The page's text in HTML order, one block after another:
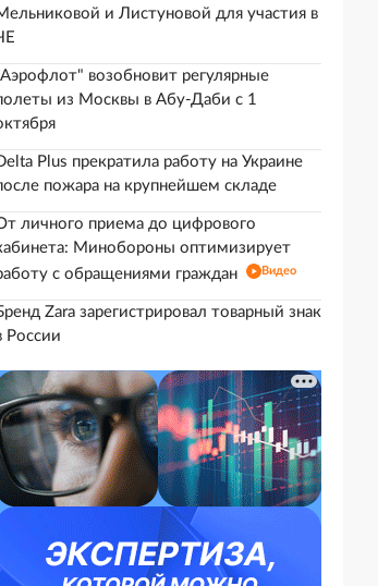
и Листуновой для участия в
возобновит регулярные
из Москвы в Абу-Даби с 1
Plus прекратила работу на Украине
пожара на крупнейшем складе
личного приема до цифрового
Минобороны оптимизирует
с обращениями граждан
Видео
Zara зарегистрировал товарный знак
России